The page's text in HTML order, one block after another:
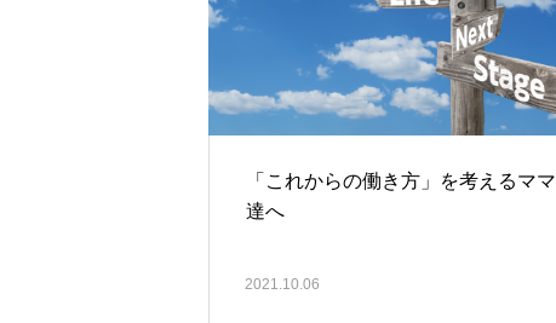
「これからの働き方」を考えるママ
達へ
2021.10.06